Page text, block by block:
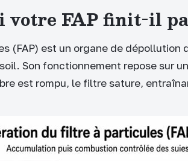
votre FAP finit-il
(FAP) est un organe de dépollution
Son fonctionnement repose sur
est rompu, le filtre sature,